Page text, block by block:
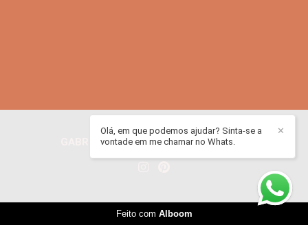
GABRIEL ADRIAN JURADO/CONTATO
✕
Olá, em que podemos ajudar? Sinta-se a
vontade em me chamar no Whats.
Feito com Alboom